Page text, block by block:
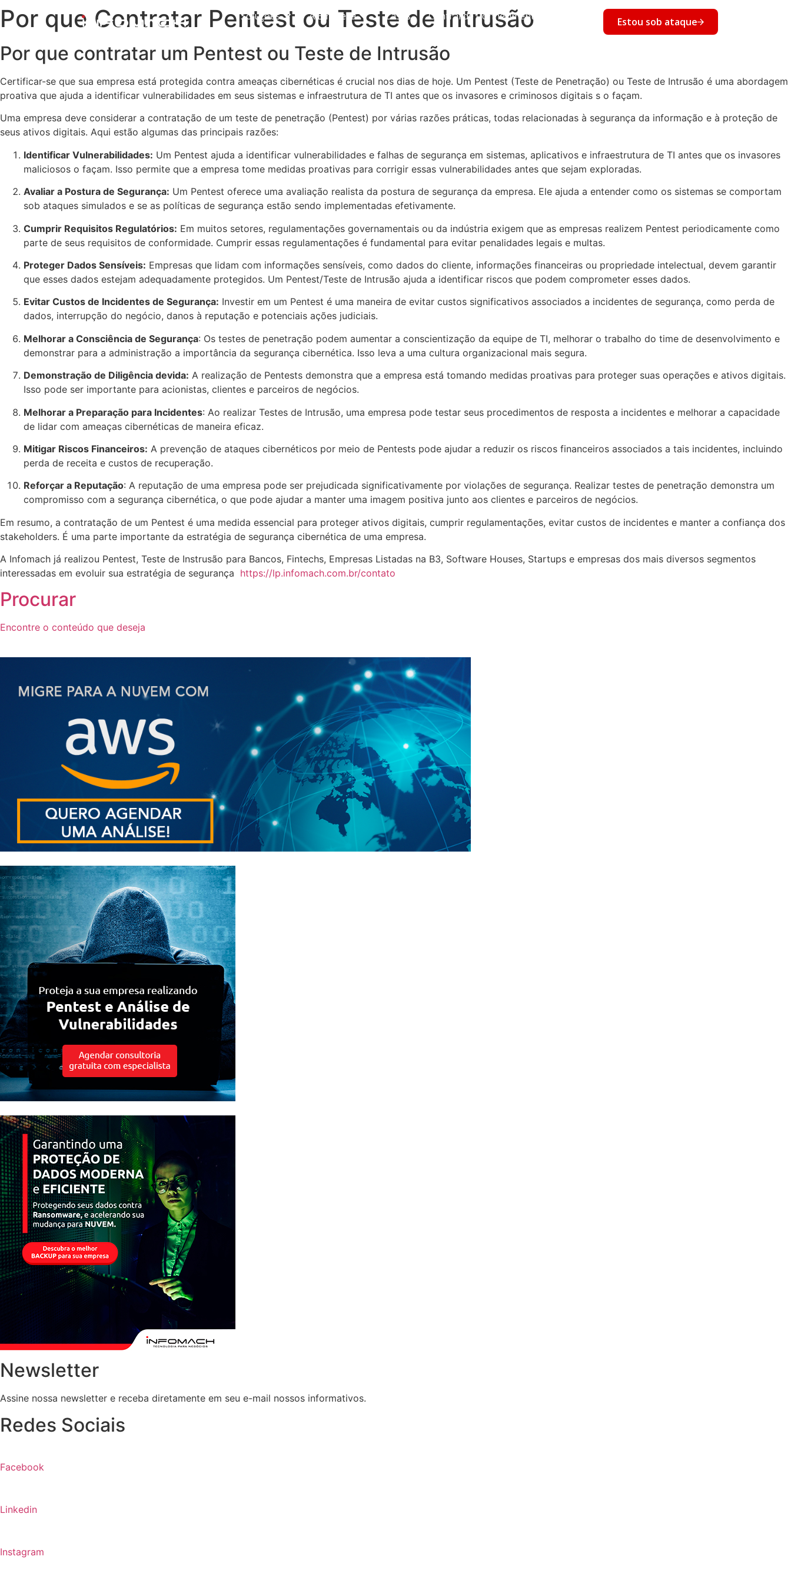
Soluções A Empresa Cases
Central de Conhecimento
Estou sob ataque
Por que Contratar Pentest ou Teste de Intrusão
Por que contratar um Pentest ou Teste de Intrusão
Certificar-se que sua empresa está protegida contra ameaças cibernéticas é crucial nos dias de hoje. Um Pentest (Teste de Penetração) ou Teste de Intrusão é uma abordagem
proativa que ajuda a identificar vulnerabilidades em seus sistemas e infraestrutura de TI antes que os invasores e criminosos digitais s o façam.
Uma empresa deve considerar a contratação de um teste de penetração (Pentest) por várias razões práticas, todas relacionadas à segurança da informação e à proteção de
seus ativos digitais. Aqui estão algumas das principais razões:
Identificar Vulnerabilidades: Um Pentest ajuda a identificar vulnerabilidades e falhas de segurança em sistemas, aplicativos e infraestrutura de TI antes que os invasores
maliciosos o façam. Isso permite que a empresa tome medidas proativas para corrigir essas vulnerabilidades antes que sejam exploradas.
Avaliar a Postura de Segurança: Um Pentest oferece uma avaliação realista da postura de segurança da empresa. Ele ajuda a entender como os sistemas se comportam
sob ataques simulados e se as políticas de segurança estão sendo implementadas efetivamente.
Cumprir Requisitos Regulatórios: Em muitos setores, regulamentações governamentais ou da indústria exigem que as empresas realizem Pentest periodicamente como
parte de seus requisitos de conformidade. Cumprir essas regulamentações é fundamental para evitar penalidades legais e multas.
Proteger Dados Sensíveis: Empresas que lidam com informações sensíveis, como dados do cliente, informações financeiras ou propriedade intelectual, devem garantir
que esses dados estejam adequadamente protegidos. Um Pentest/Teste de Intrusão ajuda a identificar riscos que podem comprometer esses dados.
Evitar Custos de Incidentes de Segurança: Investir em um Pentest é uma maneira de evitar custos significativos associados a incidentes de segurança, como perda de
dados, interrupção do negócio, danos à reputação e potenciais ações judiciais.
Melhorar a Consciência de Segurança: Os testes de penetração podem aumentar a conscientização da equipe de TI, melhorar o trabalho do time de desenvolvimento e
demonstrar para a administração a importância da segurança cibernética. Isso leva a uma cultura organizacional mais segura.
Demonstração de Diligência devida: A realização de Pentests demonstra que a empresa está tomando medidas proativas para proteger suas operações e ativos digitais.
Isso pode ser importante para acionistas, clientes e parceiros de negócios.
Melhorar a Preparação para Incidentes: Ao realizar Testes de Intrusão, uma empresa pode testar seus procedimentos de resposta a incidentes e melhorar a capacidade
de lidar com ameaças cibernéticas de maneira eficaz.
Mitigar Riscos Financeiros: A prevenção de ataques cibernéticos por meio de Pentests pode ajudar a reduzir os riscos financeiros associados a tais incidentes, incluindo
perda de receita e custos de recuperação.
Reforçar a Reputação: A reputação de uma empresa pode ser prejudicada significativamente por violações de segurança. Realizar testes de penetração demonstra um
compromisso com a segurança cibernética, o que pode ajudar a manter uma imagem positiva junto aos clientes e parceiros de negócios.
Em resumo, a contratação de um Pentest é uma medida essencial para proteger ativos digitais, cumprir regulamentações, evitar custos de incidentes e manter a confiança dos
stakeholders. É uma parte importante da estratégia de segurança cibernética de uma empresa.
A Infomach já realizou Pentest, Teste de Instrusão para Bancos, Fintechs, Empresas Listadas na B3, Software Houses, Startups e empresas dos mais diversos segmentos
interessadas em evoluir sua estratégia de segurança https://lp.infomach.com.br/contato
Procurar
Encontre o conteúdo que deseja
Newsletter
Assine nossa newsletter e receba diretamente em seu e-mail nossos informativos.
Redes Sociais
Facebook
Linkedin
Instagram